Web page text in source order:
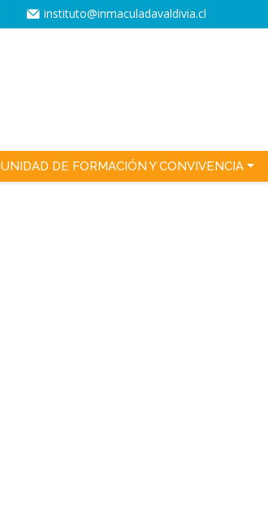
instituto@inmaculadavaldivia.cl
UNIDAD DE FORMACIÓN Y CONVIVENCIA